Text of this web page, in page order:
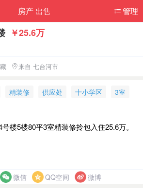
管理
房产 出售
￥25.6万
来自 七台河市
精装修 供应处 十小学区
3室
楼5楼80平3室精装修拎包入住25.6万。
微信 QQ空间 微博